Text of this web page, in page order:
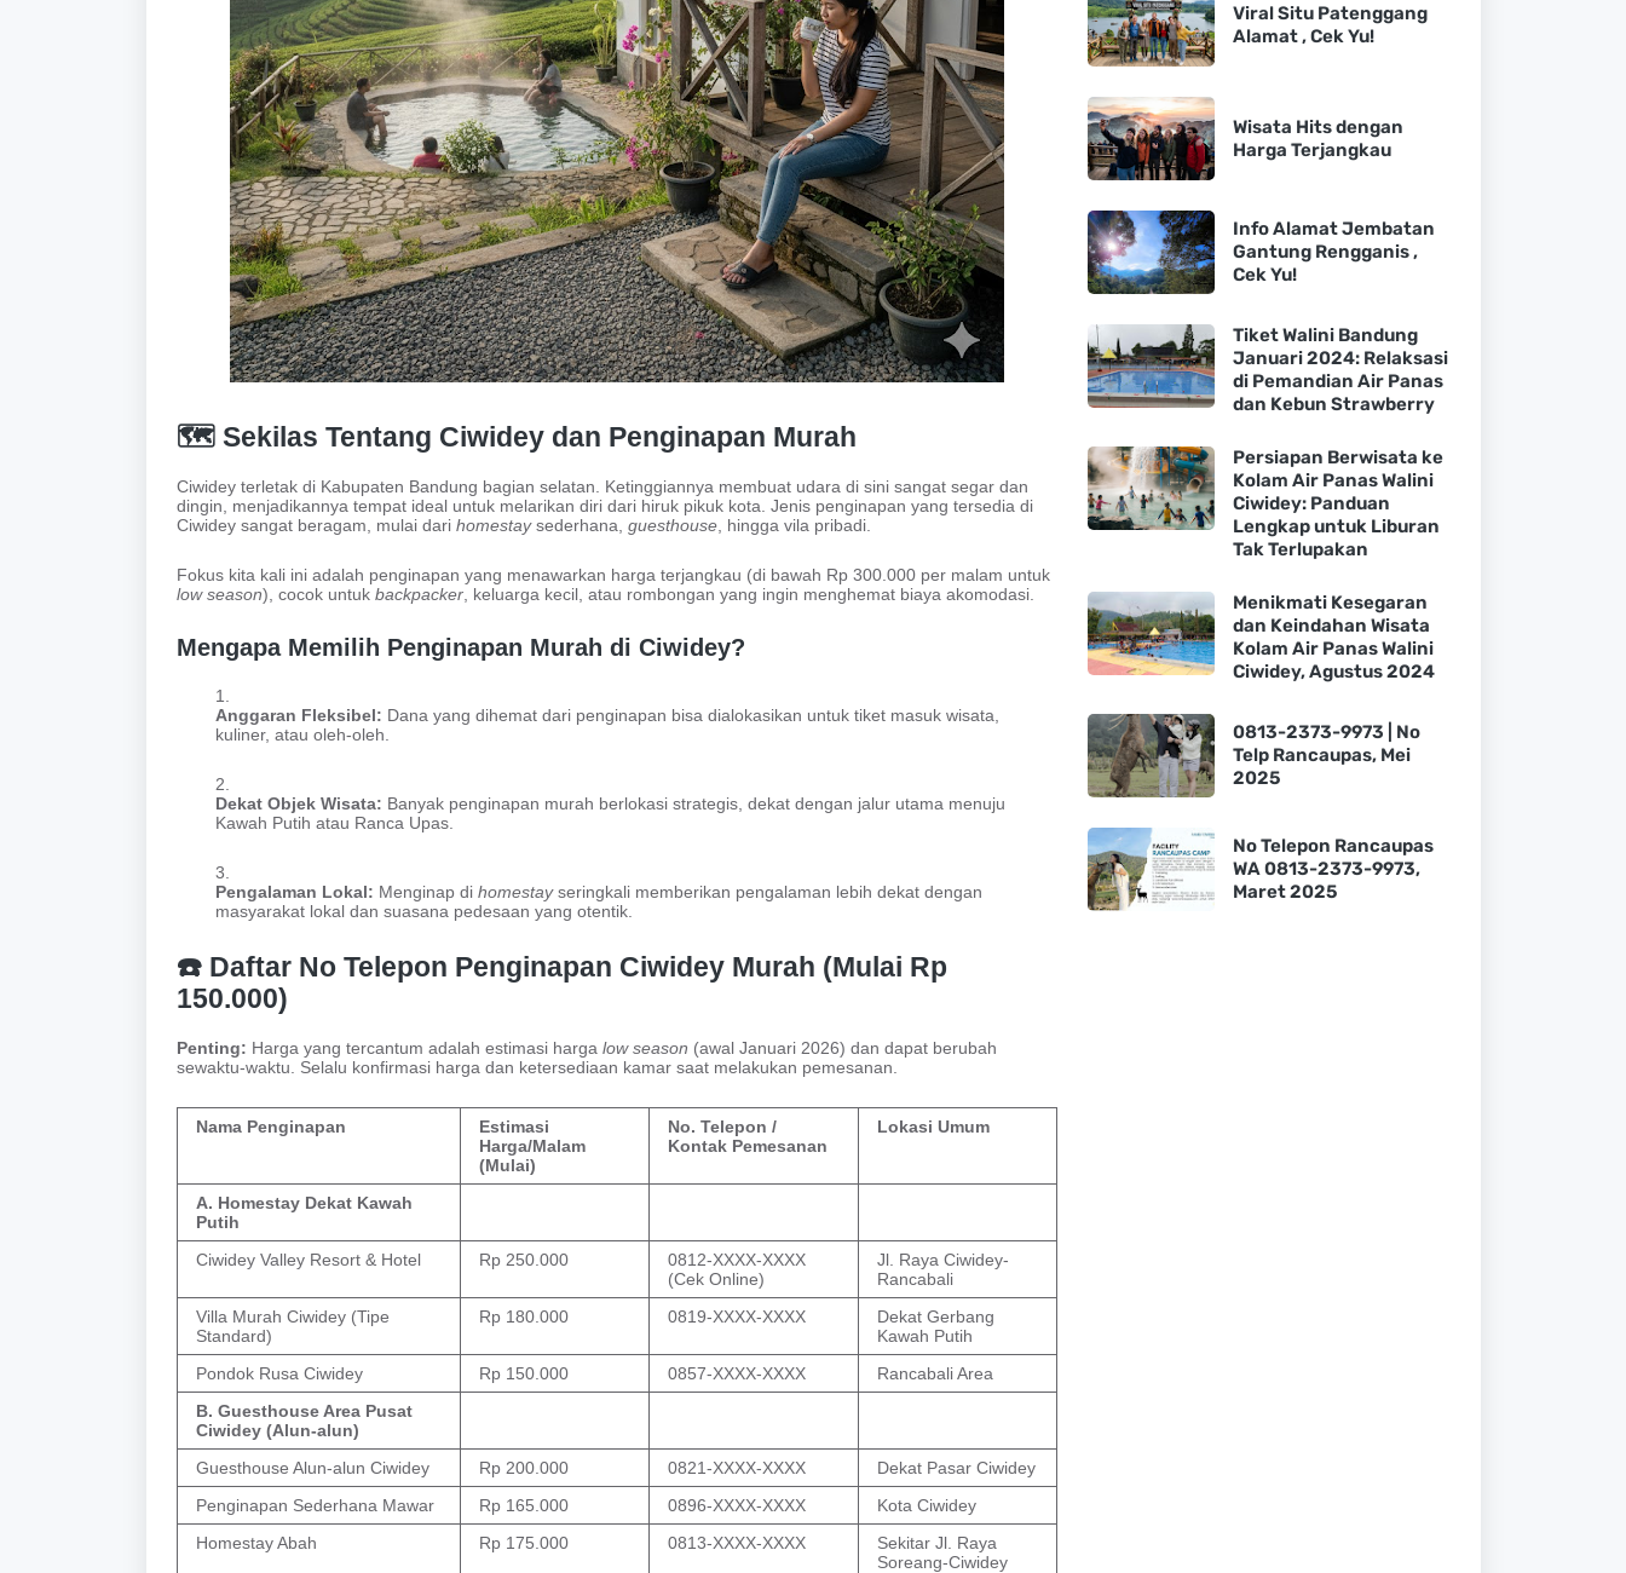
🗺️ Sekilas Tentang Ciwidey dan Penginapan Murah
Ciwidey terletak di Kabupaten Bandung bagian selatan. Ketinggiannya membuat udara di sini sangat segar dan
dingin, menjadikannya tempat ideal untuk melarikan diri dari hiruk pikuk kota. Jenis penginapan yang tersedia di
Ciwidey sangat beragam, mulai dari homestaysederhana, guesthouse, hingga vila pribadi.
Fokus kita kali ini adalah penginapan yang menawarkan harga terjangkau (di bawah Rp 300.000 per malam untuk
low season), cocok untuk backpacker, keluarga kecil, atau rombongan yang ingin menghemat biaya akomodasi.
Mengapa Memilih Penginapan Murah di Ciwidey?
Anggaran Fleksibel: Dana yang dihemat dari penginapan bisa dialokasikan untuk tiket masuk wisata,
kuliner, atau oleh-oleh.
Dekat Objek Wisata: Banyak penginapan murah berlokasi strategis, dekat dengan jalur utama menuju
Kawah Putih atau Ranca Upas.
Pengalaman Lokal: Menginap di homestayseringkali memberikan pengalaman lebih dekat dengan
masyarakat lokal dan suasana pedesaan yang otentik.
☎️ Daftar No Telepon Penginapan Ciwidey Murah (Mulai Rp
150.000)
Penting: Harga yang tercantum adalah estimasi harga low season (awal Januari 2026) dan dapat berubah
sewaktu-waktu. Selalu konfirmasi harga dan ketersediaan kamar saat melakukan pemesanan.
Nama Penginapan
Estimasi
Harga/Malam
(Mulai)
No. Telepon /
Kontak Pemesanan
Lokasi Umum
A. Homestay Dekat Kawah
Putih
Ciwidey Valley Resort & Hotel
Rp 250.000
0812-XXXX-XXXX
(Cek Online)
Jl. Raya Ciwidey-
Rancabali
Villa Murah Ciwidey (Tipe
Standard)
Rp 180.000 0819-XXXX-XXXX
Dekat Gerbang
Kawah Putih
Pondok Rusa Ciwidey
Rp 150.000 0857-XXXX-XXXX
Rancabali Area
B. Guesthouse Area Pusat
Ciwidey (Alun-alun)
Guesthouse Alun-alun Ciwidey
Rp 200.000 0821-XXXX-XXXX
Dekat Pasar Ciwidey
Penginapan Sederhana Mawar
Rp 165.000 0896-XXXX-XXXX
Kota Ciwidey
Homestay Abah
Rp 175.000 0813-XXXX-XXXX
Sekitar Jl. Raya
Soreang-Ciwidey
Viral Situ Patenggang
Alamat , Cek Yu!
Wisata Hits dengan
Harga Terjangkau
Info Alamat Jembatan
Gantung Rengganis ,
Cek Yu!
Tiket Walini Bandung
Januari 2024: Relaksasi
di Pemandian Air Panas
dan Kebun Strawberry
Persiapan Berwisata ke
Kolam Air Panas Walini
Ciwidey: Panduan
Lengkap untuk Liburan
Tak Terlupakan
Menikmati Kesegaran
dan Keindahan Wisata
Kolam Air Panas Walini
Ciwidey, Agustus 2024
0813-2373-9973 | No
Telp Rancaupas, Mei
2025
No Telepon Rancaupas
WA 0813-2373-9973,
Maret 2025